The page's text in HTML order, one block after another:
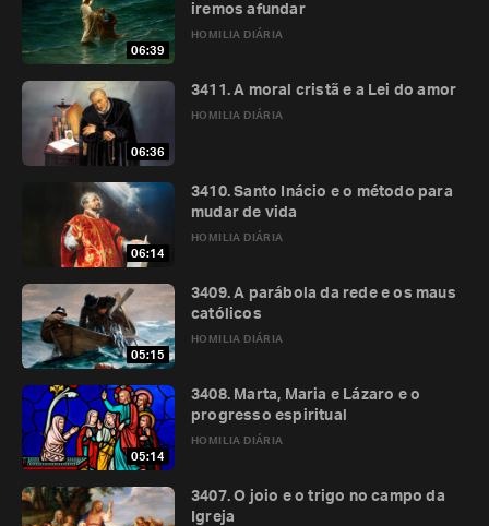
06:39
HOMILIA DIÁRIA
iremos afundar
06:36
HOMILIA DIÁRIA
3411. A moral cristã e a Lei do amor
06:14
HOMILIA DIÁRIA
3410. Santo Inácio e o método para
mudar de vida
05:15
HOMILIA DIÁRIA
3409. A parábola da rede e os maus
católicos
05:14
HOMILIA DIÁRIA
3408. Marta, Maria e Lázaro e o
progresso espiritual
3407. O joio e o trigo no campo da
Igreja